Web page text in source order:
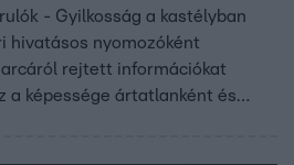
- Gyilkosság a kastélyban
hivatásos nyomozóként
rejtett információkat
a képessége ártatlanként és